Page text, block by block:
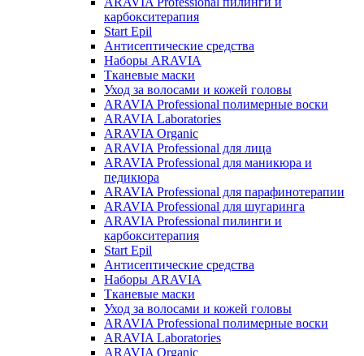
карбокситерапия
Start Epil
Антисептические средства
Наборы ARAVIA
Тканевые маски
Уход за волосами и кожей головы
ARAVIA Professional полимерные воски
ARAVIA Laboratories
ARAVIA Organic
ARAVIA Professional для лица
ARAVIA Professional для маникюра и
педикюра
ARAVIA Professional для парафинотерапии
ARAVIA Professional для шугаринга
ARAVIA Professional пилинги и
карбокситерапия
Start Epil
Антисептические средства
Наборы ARAVIA
Тканевые маски
Уход за волосами и кожей головы
ARAVIA Professional полимерные воски
ARAVIA Laboratories
ARAVIA Organic